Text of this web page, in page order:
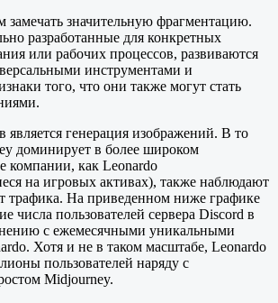
значительную фрагментацию.
разработанные для конкретных
или рабочих процессов, развиваются
инструментами и
того, что они также могут стать
генерация изображений. В то
доминирует в более широком
компании, как Leonardo
на игровых активах), также наблюдают
трафика. На приведенном ниже графике
числа пользователей сервера Discord в
с ежемесячными уникальными
Хотя и не в таком масштабе, Leonardo
пользователей наряду с
Midjourney.